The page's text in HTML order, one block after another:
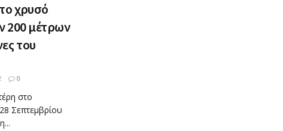
χρυσό
200 μέτρων
του
0
στο
Σεπτεμβρίου